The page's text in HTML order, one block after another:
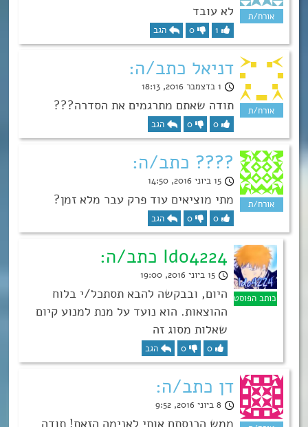
לא עובד
1
0 הגב
דניאל כתב/ה:
1 בדצמבר 2016, 18:13
תודה שאתם מתרגמים את הסדרה???
0
0 הגב
???? כתב/ה:
15 ביוני 2016, 14:50
מתי מוציאים עוד פרק עבר מלא זמן?
0
0 הגב
Ido4224 כתב/ה:
15 ביוני 2016, 19:00
היום, ובבקשה להבא תסתכל/י בלוח
ההוצאות. הוא נועד על מנת למנוע קיום
שאלות מסוג זה
0
0 הגב
דן כתב/ה:
8 ביוני 2016, 9:52
ממש הכנסתם אותי לאנימה הזאת! תודה